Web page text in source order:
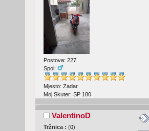
Postova: 227
Spol:
Mjesto: Zadar
Moj Skuter: SP 180
ValentinoD
Tržnica : (0)